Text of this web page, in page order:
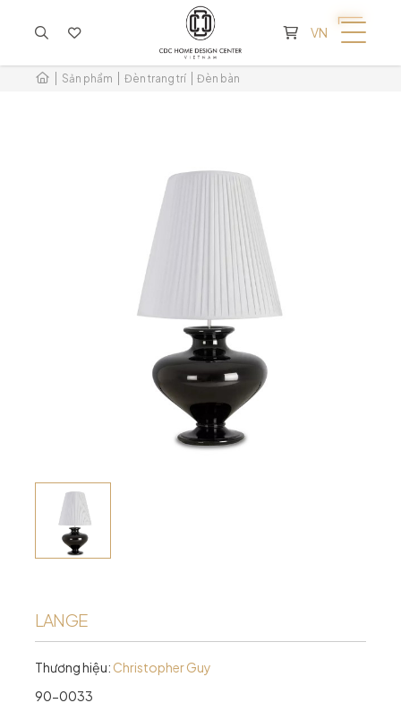
KHÔNG CÓ SẢN PHẨM TRONG GIỎ HÀNG
VN
Sản phẩm Đèn trang trí Đèn bàn
LANGE
Thương hiệu: Christopher Guy
90-0033